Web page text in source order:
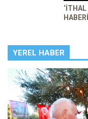
‘İTHAL
YEREL HABER